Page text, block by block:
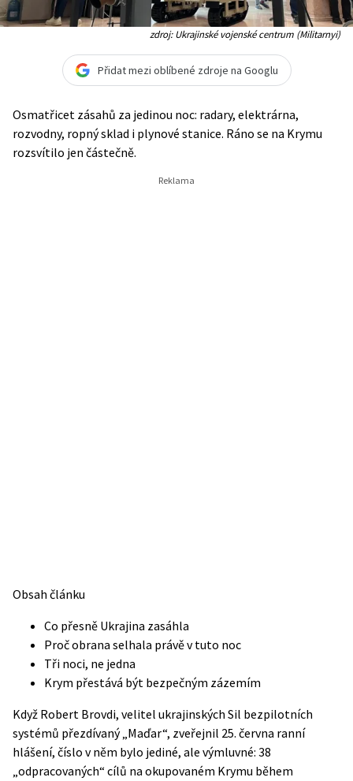
zdroj: Ukrajinské vojenské centrum (Militarnyi)
Přidat mezi oblíbené zdroje na Googlu
Osmatřicet zásahů za jedinou noc: radary, elektrárna,
rozvodny, ropný sklad i plynové stanice. Ráno se na Krymu
rozsvítilo jen částečně.
Obsah článku
Co přesně Ukrajina zasáhla
Proč obrana selhala právě v tuto noc
Tři noci, ne jedna
Krym přestává být bezpečným zázemím
Když Robert Brovdi, velitel ukrajinských Sil bezpilotních
systémů přezdívaný „Maďar“, zveřejnil 25. června ranní
hlášení, číslo v něm bylo jediné, ale výmluvné: 38
„odpracovaných“ cílů na okupovaném Krymu během